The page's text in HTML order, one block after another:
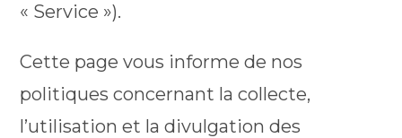
« Service »).
Cette page vous informe de nos
politiques concernant la collecte,
l’utilisation et la divulgation des